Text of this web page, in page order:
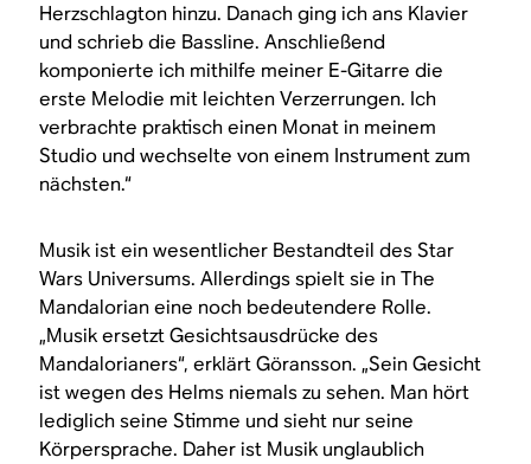
Herzschlagton hinzu. Danach ging ich ans Klavier
und schrieb die Bassline. Anschließend
komponierte ich mithilfe meiner E-Gitarre die
erste Melodie mit leichten Verzerrungen. Ich
verbrachte praktisch einen Monat in meinem
Studio und wechselte von einem Instrument zum
nächsten.“
Musik ist ein wesentlicher Bestandteil desStar
Wars Universums. Allerdings spielt sie inThe
Mandalorianeine noch bedeutendere Rolle.
„Musik ersetzt Gesichtsausdrücke des
Mandalorianers“, erklärt Göransson. „Sein Gesicht
ist wegen des Helms niemals zu sehen. Man hört
lediglich seine Stimme und sieht nur seine
Körpersprache. Daher ist Musik unglaublich